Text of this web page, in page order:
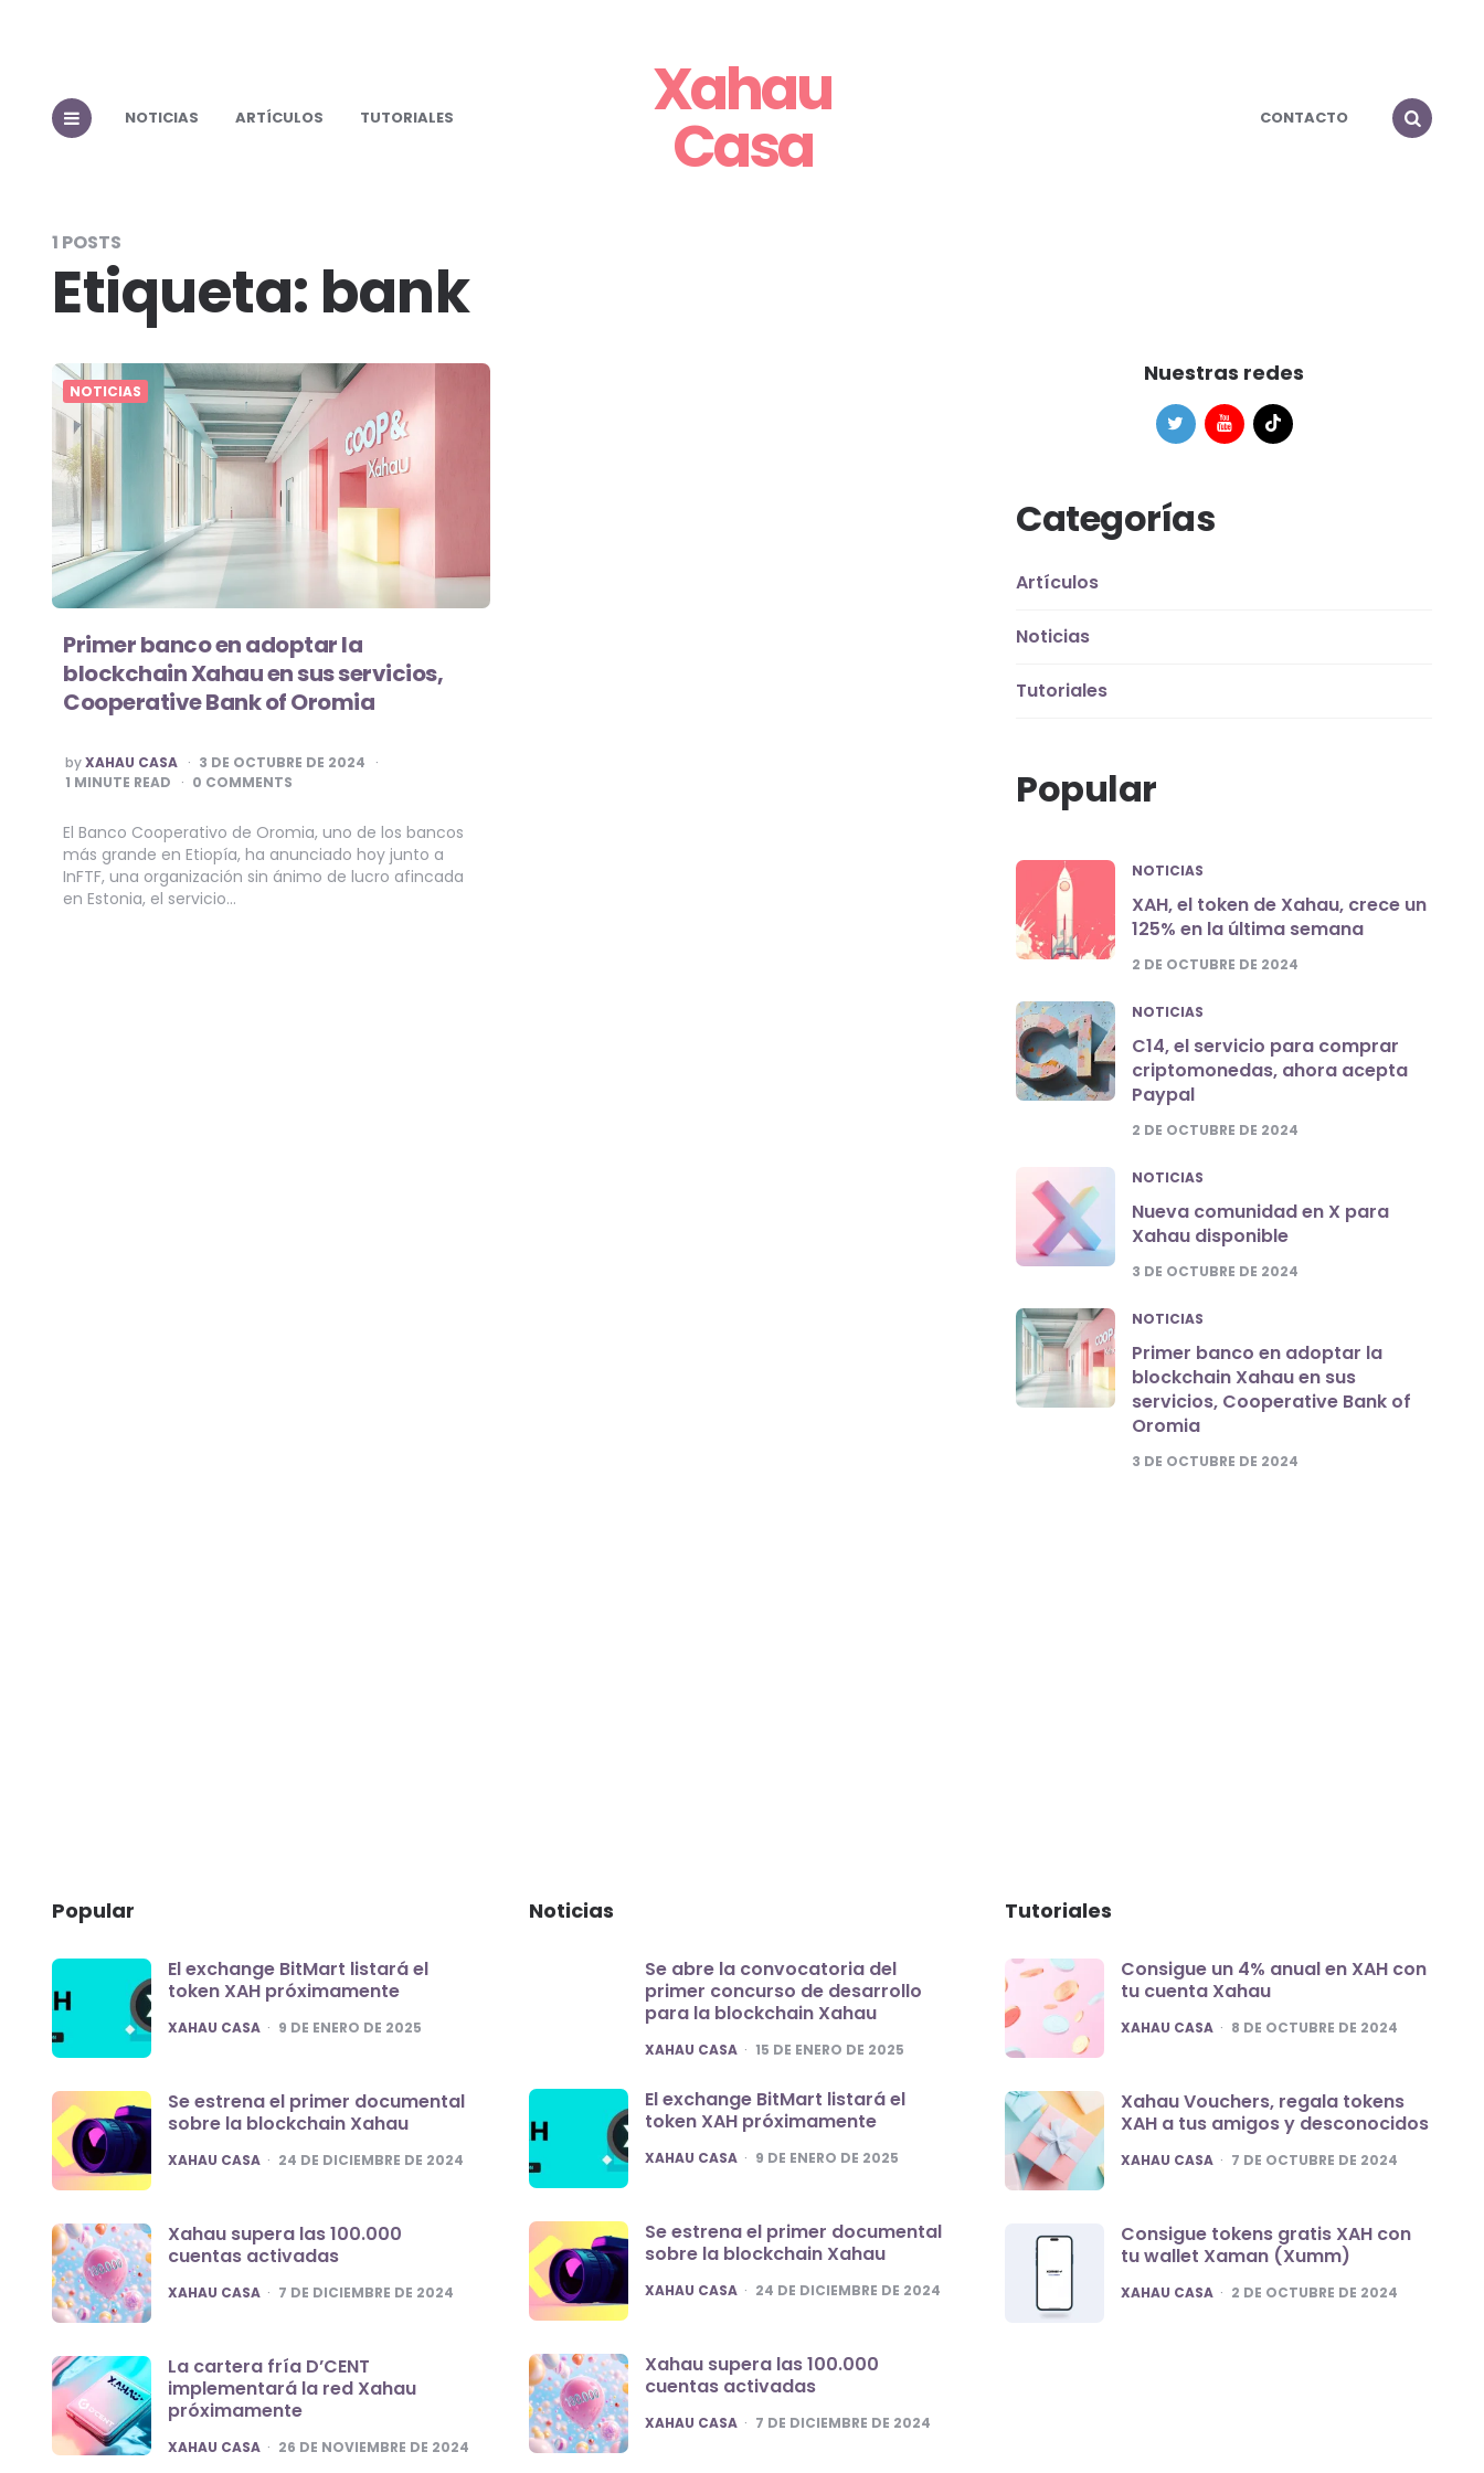
NOTICIAS ARTÍCULOS TUTORIALES Xahau
Casa CONTACTO
1 POSTS
Etiqueta: bank
NOTICIAS
Primer banco en adoptar la
blockchain Xahau en sus servicios,
Cooperative Bank of Oromia
POSTED
BY
byXAHAU CASA
3 DE OCTUBRE DE 2024
1 MINUTE READ 0 COMMENTS
El Banco Cooperativo de Oromia, uno de los bancos
más grande en Etiopía, ha anunciado hoy junto a
InFTF, una organización sin ánimo de lucro afincada
en Estonia, el servicio…
Nuestras redes
Categorías
Artículos
Noticias
Tutoriales
Popular
NOTICIAS
XAH, el token de Xahau, crece un
125% en la última semana
2 DE OCTUBRE DE 2024
NOTICIAS
C14, el servicio para comprar
criptomonedas, ahora acepta
Paypal
2 DE OCTUBRE DE 2024
NOTICIAS
Nueva comunidad en X para
Xahau disponible
3 DE OCTUBRE DE 2024
NOTICIAS
Primer banco en adoptar la
blockchain Xahau en sus
servicios, Cooperative Bank of
Oromia
3 DE OCTUBRE DE 2024
Popular
El exchange BitMart listará el
token XAH próximamente
POSTED
XAHAU CASA 9 DE ENERO DE 2025
Se estrena el primer documental
sobre la blockchain Xahau
POSTED
XAHAU CASA 24 DE DICIEMBRE DE 2024
Xahau supera las 100.000
cuentas activadas
POSTED
XAHAU CASA 7 DE DICIEMBRE DE 2024
La cartera fría D’CENT
implementará la red Xahau
próximamente
POSTED
XAHAU CASA 26 DE NOVIEMBRE DE 2024
Noticias
Se abre la convocatoria del
primer concurso de desarrollo
para la blockchain Xahau
POSTED
XAHAU CASA 15 DE ENERO DE 2025
El exchange BitMart listará el
token XAH próximamente
POSTED
XAHAU CASA 9 DE ENERO DE 2025
Se estrena el primer documental
sobre la blockchain Xahau
POSTED
XAHAU CASA 24 DE DICIEMBRE DE 2024
Xahau supera las 100.000
cuentas activadas
POSTED
XAHAU CASA 7 DE DICIEMBRE DE 2024
Tutoriales
Consigue un 4% anual en XAH con
tu cuenta Xahau
POSTED
XAHAU CASA 8 DE OCTUBRE DE 2024
Xahau Vouchers, regala tokens
XAH a tus amigos y desconocidos
POSTED
XAHAU CASA 7 DE OCTUBRE DE 2024
Consigue tokens gratis XAH con
tu wallet Xaman (Xumm)
POSTED
XAHAU CASA 2 DE OCTUBRE DE 2024